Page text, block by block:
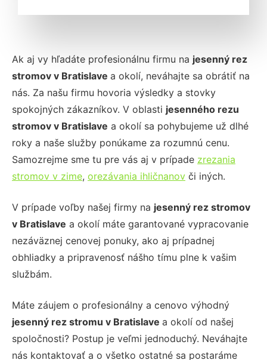
Ak aj vy hľadáte profesionálnu firmu na jesenný rez
stromov v Bratislave a okolí, neváhajte sa obrátiť na
nás. Za našu firmu hovoria výsledky a stovky
spokojných zákazníkov. V oblasti jesenného rezu
stromov v Bratislave a okolí sa pohybujeme už dlhé
roky a naše služby ponúkame za rozumnú cenu.
Samozrejme sme tu pre vás aj v prípade zrezania
stromov v zime, orezávania ihličnanov či iných.
V prípade voľby našej firmy na jesenný rez stromov
v Bratislave a okolí máte garantované vypracovanie
nezáväznej cenovej ponuky, ako aj prípadnej
obhliadky a pripravenosť nášho tímu plne k vašim
službám.
Máte záujem o profesionálny a cenovo výhodný
jesenný rez stromu v Bratislave a okolí od našej
spoločnosti? Postup je veľmi jednoduchý. Neváhajte
nás kontaktovať a o všetko ostatné sa postaráme